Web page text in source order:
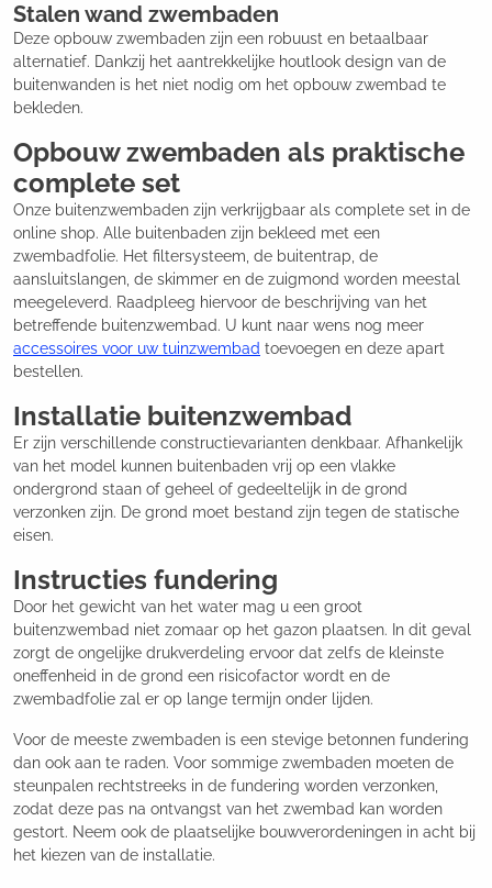
Stalen wand zwembaden
Deze opbouw zwembaden zijn een robuust en betaalbaar
alternatief. Dankzij het aantrekkelijke houtlook design van de
buitenwanden is het niet nodig om het opbouw zwembad te
bekleden.
Opbouw zwembaden als praktische
complete set
Onze buitenzwembaden zijn verkrijgbaar als complete set in de
online shop. Alle buitenbaden zijn bekleed met een
zwembadfolie. Het filtersysteem, de buitentrap, de
aansluitslangen, de skimmer en de zuigmond worden meestal
meegeleverd. Raadpleeg hiervoor de beschrijving van het
betreffende buitenzwembad. U kunt naar wens nog meer
accessoires voor uw tuinzwembad toevoegen en deze apart
bestellen.
Installatie buitenzwembad
Er zijn verschillende constructievarianten denkbaar. Afhankelijk
van het model kunnen buitenbaden vrij op een vlakke
ondergrond staan of geheel of gedeeltelijk in de grond
verzonken zijn. De grond moet bestand zijn tegen de statische
eisen.
Instructies fundering
Door het gewicht van het water mag u een groot
buitenzwembad niet zomaar op het gazon plaatsen. In dit geval
zorgt de ongelijke drukverdeling ervoor dat zelfs de kleinste
oneffenheid in de grond een risicofactor wordt en de
zwembadfolie zal er op lange termijn onder lijden.
Voor de meeste zwembaden is een stevige betonnen fundering
dan ook aan te raden. Voor sommige zwembaden moeten de
steunpalen rechtstreeks in de fundering worden verzonken,
zodat deze pas na ontvangst van het zwembad kan worden
gestort. Neem ook de plaatselijke bouwverordeningen in acht bij
het kiezen van de installatie.